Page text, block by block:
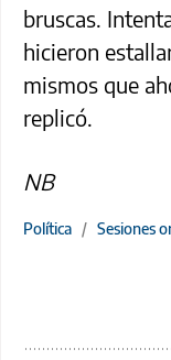
bruscas.
hicieron
mismos que
replicó.
NB
Política / Sesiones